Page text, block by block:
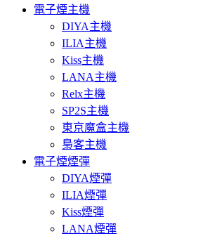
電子煙主機
DIYA主機
ILIA主機
Kiss主機
LANA主機
Relx主機
SP2S主機
東京魔盒主機
梟客主機
電子煙煙彈
DIYA煙彈
ILIA煙彈
Kiss煙彈
LANA煙彈